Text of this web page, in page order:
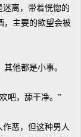
离，带着恍惚的
，主要的欲望会被
他都是小事。
吧，舔干净。”
恶，但这种男人